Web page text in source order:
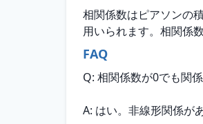
相関係数はピアソンの
用いられます。相関係
FAQ
Q: 相関係数が0でも関
A: はい。非線形関係が